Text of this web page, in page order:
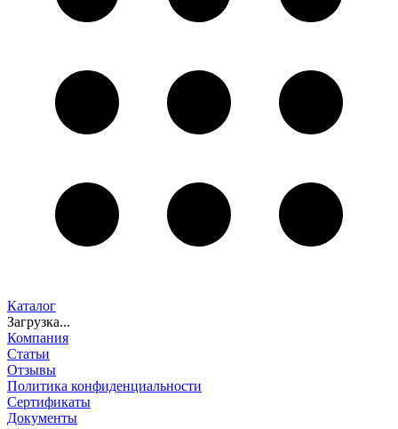
Каталог
Загрузка...
Компания
Статьи
Отзывы
Политика конфиденциальности
Сертификаты
Документы